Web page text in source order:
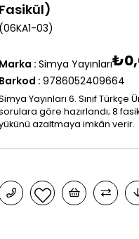
Fasikül)
(06KA1-03)
Marka : Simya Yayınları
Barkod : 9786052409664
Yayınları 6. Sınıf
göre hazırlandı; 8
azaltmaya imkân verir.